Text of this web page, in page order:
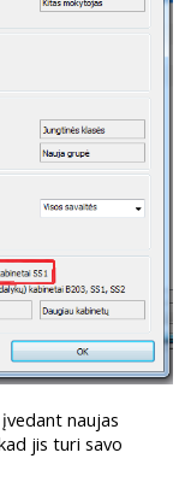
naujas
jis turi savo